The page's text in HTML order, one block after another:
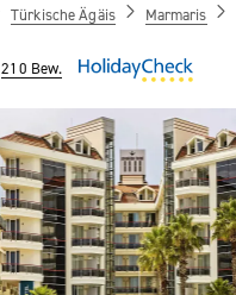
Türkische Ägäis Marmaris
210 Bew.